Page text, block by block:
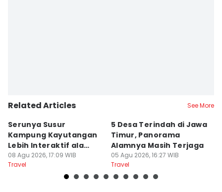
Related Articles See More
Serunya Susur
Kampung Kayutangan
Lebih Interaktif ala
Kelana Race
08 Agu 2026, 17:09 WIB
Travel
5 Desa Terindah di Jawa
Timur, Panorama
Alamnya Masih Terjaga
05 Agu 2026, 16:27 WIB
Travel